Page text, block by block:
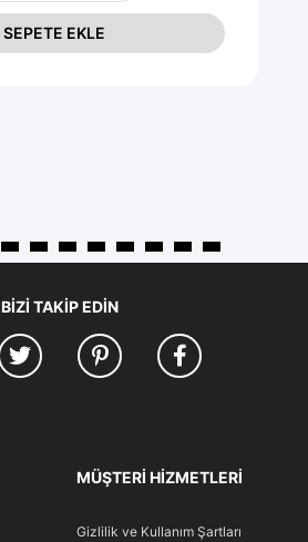
SEPETE EKLE
BIZI TAKIP EDIN
MÜŞTERI HIZMETLERI
Gizlilik ve Kullanım Şartları